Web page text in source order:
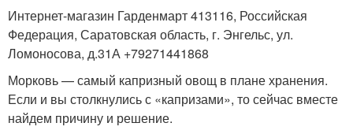
Интернет-магазин Гарденмарт 413116, Российская
Федерация, Саратовская область, г. Энгельс, ул.
Ломоносова, д.31А +79271441868
Морковь — самый капризный овощ в плане хранения.
Если и вы столкнулись с «капризами», то сейчас вместе
найдем причину и решение.